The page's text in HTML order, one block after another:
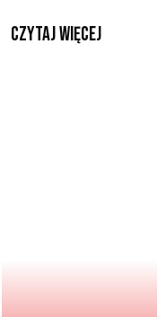
czytaj więcej